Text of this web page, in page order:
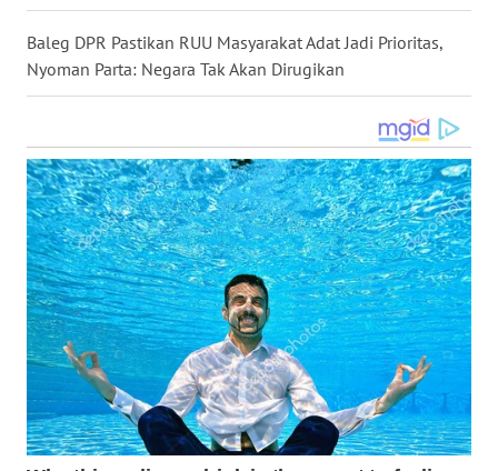
Baleg DPR Pastikan RUU Masyarakat Adat Jadi Prioritas,
Nyoman Parta: Negara Tak Akan Dirugikan
JATIM
WN
BALI
WN
KALBAR
WN
KALTENG
WN
KALTARA
WN
KALSEL